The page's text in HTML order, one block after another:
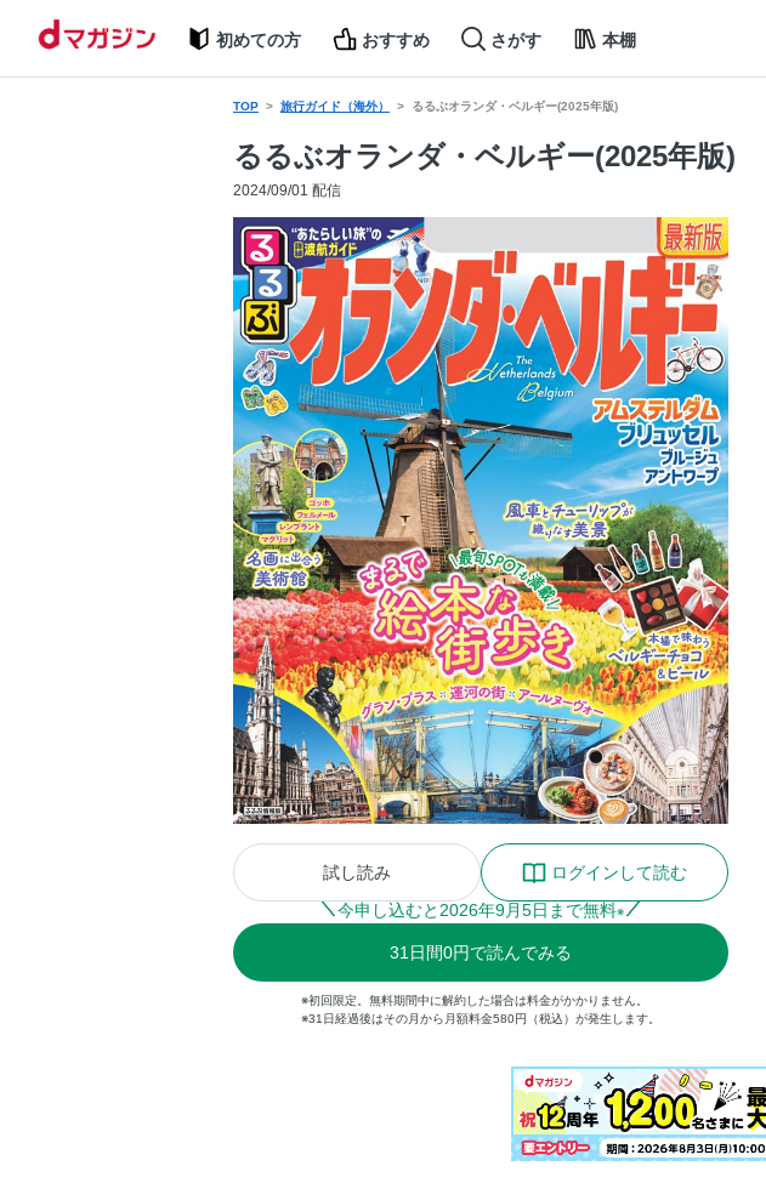
初めての方 おすすめ さがす 本棚
TOP 旅行ガイド（海外） るるぶオランダ・ベルギー(2025年版)
るるぶオランダ・ベルギー(2025年版)
2024/09/01 配信
試し読み
ログインして読む
今申し込むと 2026年9月5日まで無料※
31 日間0円で読んでみる
※初回限定。無料期間中に解約した場合は料金がかかりません。
※31日経過後はその月から月額料金580円（税込）が発生します。